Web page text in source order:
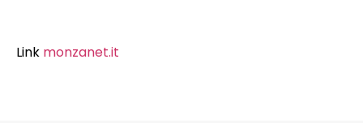
Link monzanet.it